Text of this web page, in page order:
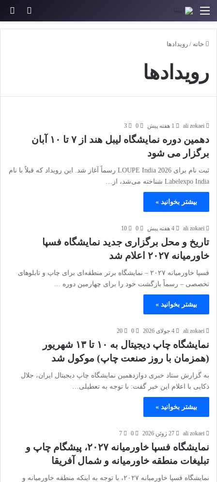
ورود منو
خانه / رویدادها
رویدادها
ali zokaei 1 هفته پیش 0
3
دهمین دوره نمایشگاه لیبل هند از ۷ تا ۱۰ آبان
برگزار می شود
ثبت نام برای LOUPE India 2026 رسماً آغاز شد. این رویداد که قبلاً با نام
Labelexpo India شناخته می‌شد، از…
بیشتر بخوانید »
ali zokaei 4 هفته پیش 0
10
تاریخ و محل برگزاری جدید نمایشگاه فسپا
خاورمیانه ۲۰۲۷ اعلام شد
فسپا خاورمیانه ۲۰۲۷ – نمایشگاه برتر منطقه‌ای برای چاپ و تابلوهای
تخصصی – رسماً بازگشت خود را برای چهارمین دوره …
بیشتر بخوانید »
ali zokaei 4 جولای 2026 0
20
نمایشگاه چاپ دیجیتال به ۱۰ تا ۱۳ شهریور
(همزمان با روز صنعت چاپ) موکول شد
به گزارش ستاد خبری دوازدهمین نمایشگاه چاپ دیجیتال ایران، جلال
ذکایی با اعلام این خبر گفت: با توجه به تعطیلی…
بیشتر بخوانید »
ali zokaei 27 ژوئن 2026 0
7
نمایشگاه فسپا خاورمیانه ۲۰۲۷، پیشگام چاپ و
تبلیغات منطقه خاورمیانه و شمال آفریقا
نمایشگاه فسپا خاورمیانه ۲۰۲۷، با توجه به اینکه منطقه خاورمیانه و